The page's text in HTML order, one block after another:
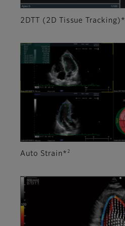
2DTT (2D Tissue Tracking)*
Auto Strain* 2